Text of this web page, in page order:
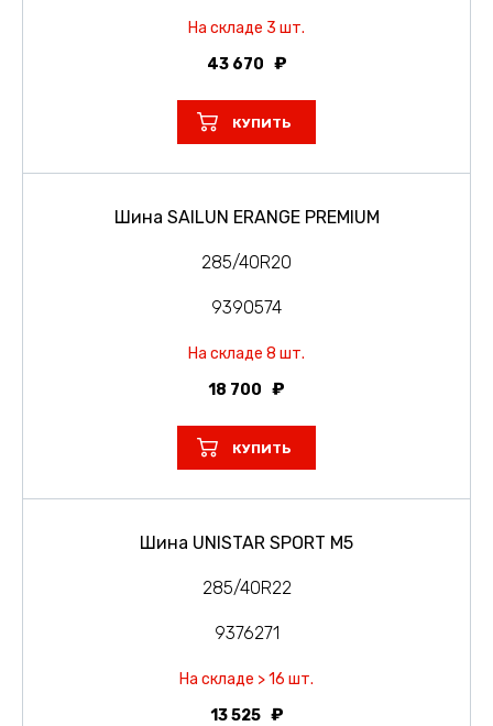
На складе 3 шт.
43 670
КУПИТЬ
Шина SAILUN ERANGE PREMIUM
285/40R20
9390574
На складе 8 шт.
18 700
КУПИТЬ
Шина UNISTAR SPORT M5
285/40R22
9376271
На складе > 16 шт.
13 525